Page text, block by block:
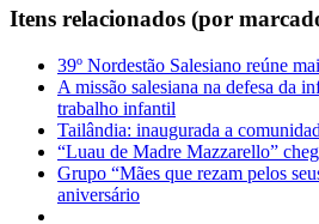
Itens relacionados (por
39º Nordestão Salesiano reúne
A missão salesiana na defesa da
trabalho infantil
Tailândia: inaugurada a
“Luau de Madre Mazzarello”
Grupo “Mães que rezam pelos
aniversário